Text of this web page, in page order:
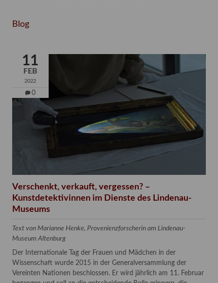
Blog
11
FEB
2022
0
Verschenkt, verkauft, vergessen? –
Kunstdetektivinnen im Dienste des Lindenau-
Museums
Text von Marianne Henke, Provenienzforscherin am Lindenau-
Museum Altenburg
Der Internationale Tag der Frauen und Mädchen in der
Wissenschaft wurde 2015 in der Generalversammlung der
Vereinten Nationen beschlossen. Er wird jährlich am 11. Februar